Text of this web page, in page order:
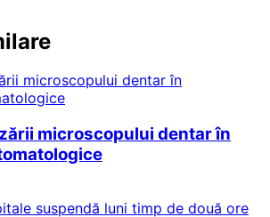
microscopului dentar în